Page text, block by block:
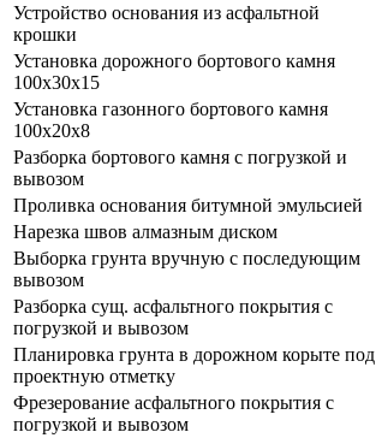
Устройство основания из асфальтной
крошки
Установка дорожного бортового камня
100х30х15
Установка газонного бортового камня
100х20х8
Разборка бортового камня с погрузкой и
вывозом
Проливка основания битумной эмульсией
Нарезка швов алмазным диском
Выборка грунта вручную с последующим
вывозом
Разборка сущ. асфальтного покрытия с
погрузкой и вывозом
Планировка грунта в дорожном корыте под
проектную отметку
Фрезерование асфальтного покрытия с
погрузкой и вывозом